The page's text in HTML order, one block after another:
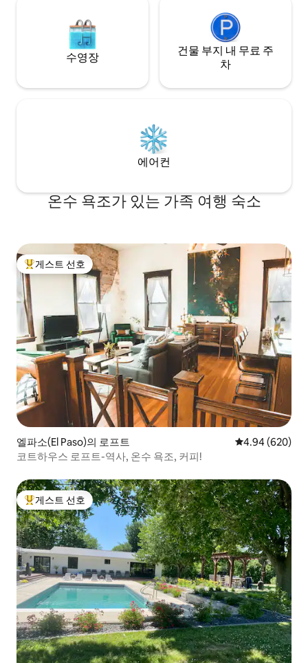
수영장
건물 부지 내 무료 주
차
에어컨
온수 욕조가 있는 가족 여행 숙소
상위 게스트 선호
게스트 선호
엘파소(El Paso)의 로프트 평점 4.94점(5
4.94 (620)
코트하우스 로프트-역사, 온수 욕조, 커피!
상위 게스트 선호
게스트 선호